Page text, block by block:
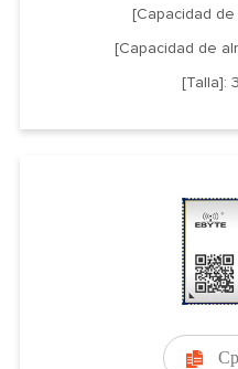
[Capacidad de
[Capacidad de
[Talla]:
